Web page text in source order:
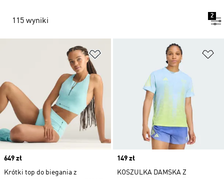
115 wyniki
2
Dodaj do listy życzeń
Price
649 zł
Krótki top do biegania z
Price
149 zł
KOSZULKA DAMSKA Z